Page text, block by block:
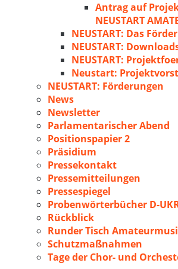
Antrag auf
NEUSTART
NEUSTART: Das
NEUSTART:
NEUSTART:
Neustart:
NEUSTART: Förderungen
News
Newsletter
Parlamentarischer Abend
Positionspapier 2
Präsidium
Pressekontakt
Pressemitteilungen
Pressespiegel
Probenwörterbücher D-
Rückblick
Runder Tisch
Schutzmaßnahmen
Tage der Chor- und